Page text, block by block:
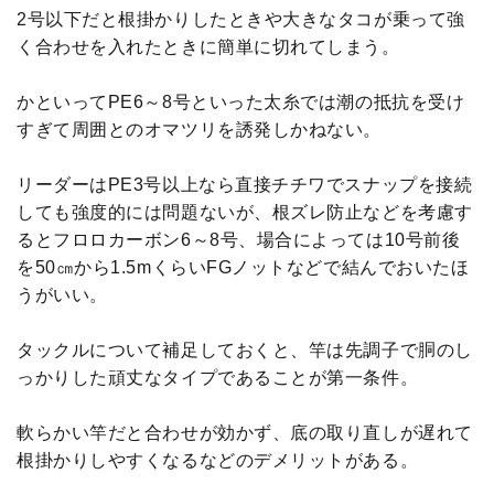
2号以下だと根掛かりしたときや大きなタコが乗って強
く合わせを入れたときに簡単に切れてしまう。
かといってPE6～8号といった太糸では潮の抵抗を受け
すぎて周囲とのオマツリを誘発しかねない。
リーダーはPE3号以上なら直接チチワでスナップを接続
しても強度的には問題ないが、根ズレ防止などを考慮す
るとフロロカーボン6～8号、場合によっては10号前後
を50㎝から1.5mくらいFGノットなどで結んでおいたほ
うがいい。
タックルについて補足しておくと、竿は先調子で胴のし
っかりした頑丈なタイプであることが第一条件。
軟らかい竿だと合わせが効かず、底の取り直しが遅れて
根掛かりしやすくなるなどのデメリットがある。